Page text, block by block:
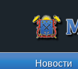
Новости